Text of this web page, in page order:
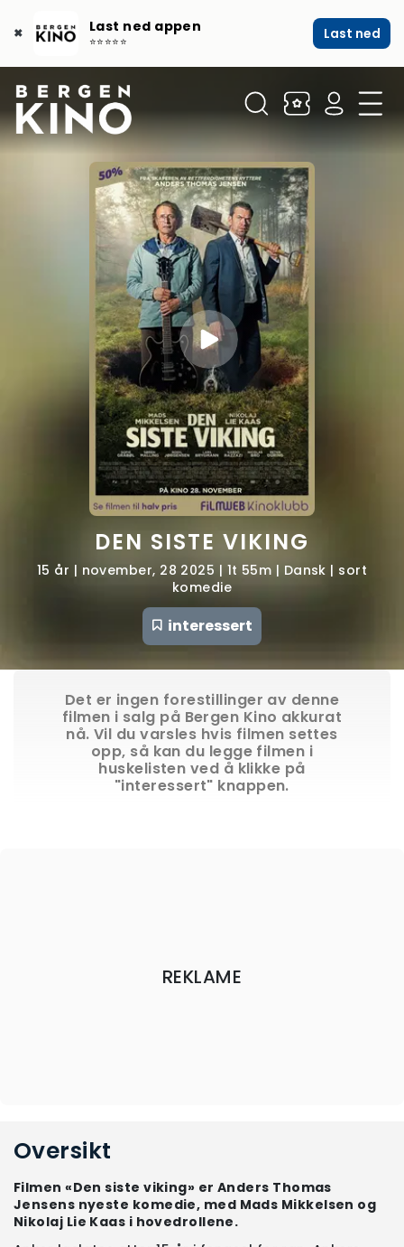
✖ Last ned appen
⭐⭐⭐⭐⭐ Last ned
DEN SISTE VIKING
15 år | november, 28 2025 | 1t 55m | Dansk | sort
komedie
interessert
Det er ingen forestillinger av denne
filmen i salg på Bergen Kino akkurat
nå. Vil du varsles hvis filmen settes
opp, så kan du legge filmen i
huskelisten ved å klikke på
"interessert" knappen.
REKLAME
Oversikt
Filmen «Den siste viking» er Anders Thomas
Jensens nyeste komedie, med Mads Mikkelsen og
Nikolaj Lie Kaas i hovedrollene.